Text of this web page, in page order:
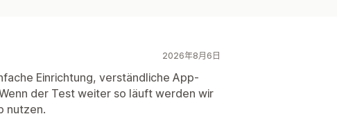
2026年8月6日
Einrichtung, verständliche App-
der Test weiter so läuft werden wir
nutzen.